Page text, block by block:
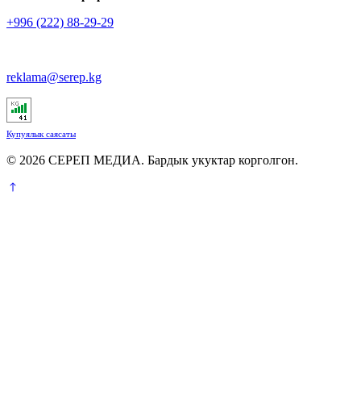
+996 (222) 88-29-29
reklama@serep.kg
Купуялык саясаты
© 2026 СЕРЕП МЕДИА. Бардык укуктар корголгон.